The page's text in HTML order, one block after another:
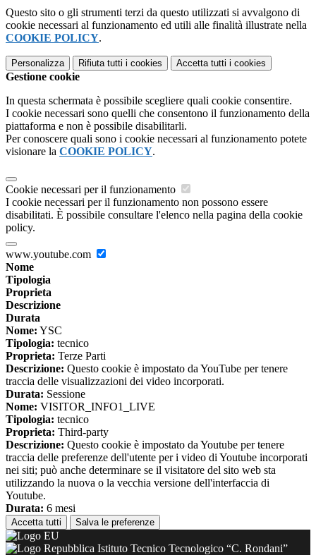
Questo sito o gli strumenti terzi da questo utilizzati si avvalgono di
cookie necessari al funzionamento ed utili alle finalità illustrate nella
COOKIE POLICY.
Personalizza Rifiuta tutti i cookies Accetta tutti i cookies
Gestione cookie
In questa schermata è possibile scegliere quali cookie consentire.
I cookie necessari sono quelli che consentono il funzionamento della
piattaforma e non è possibile disabilitarli.
Per conoscere quali sono i cookie necessari al funzionamento potete
visionare la COOKIE POLICY.
Cookie necessari per il funzionamento
I cookie necessari per il funzionamento non possono essere
disabilitati. È possibile consultare l'elenco nella pagina della cookie
policy.
www.youtube.com
Nome
Tipologia
Proprieta
Descrizione
Durata
Nome: YSC
Tipologia: tecnico
Proprieta: Terze Parti
Descrizione: Questo cookie è impostato da YouTube per tenere
traccia delle visualizzazioni dei video incorporati.
Durata: Sessione
Nome: VISITOR_INFO1_LIVE
Tipologia: tecnico
Proprieta: Third-party
Descrizione: Questo cookie è impostato da Youtube per tenere
traccia delle preferenze dell'utente per i video di Youtube incorporati
nei siti; può anche determinare se il visitatore del sito web sta
utilizzando la nuova o la vecchia versione dell'interfaccia di
Youtube.
Durata: 6 mesi
Accetta tutti Salva le preferenze
Istituto Tecnico Tecnologico “C. Rondani”